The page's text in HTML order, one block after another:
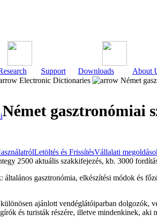
Support Downloads About
Electronic Dictionaries Német
Német gasztronómiai
Letöltés és FrissítésVállalati
2500 aktuális szakkifejezés, kb. 3000
általános gasztronómia, elkészítési módok és
ajánlott vendéglátóiparban dolgozók,
és turisták részére, illetve mindenkinek, aki